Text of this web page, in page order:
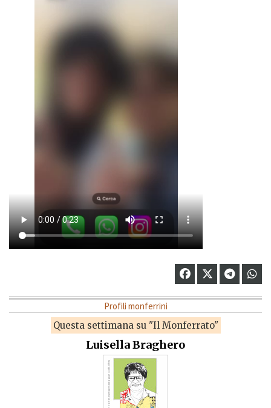
Profili monferrini
Questa settimana su "Il Monferrato"
Luisella Braghero